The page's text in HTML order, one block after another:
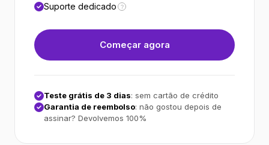
Suporte dedicado ?
Começar agora
Teste grátis de 3 dias: sem cartão de crédito
Garantia de reembolso: não gostou depois de
assinar? Devolvemos 100%